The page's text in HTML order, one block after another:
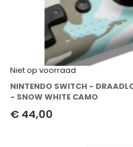
Niet op voorraad
NINTENDO SWITCH -
- SNOW WHITE CAMO
€ 44,00